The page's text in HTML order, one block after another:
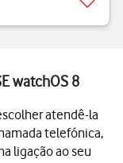
watchOS 8
atendê-la
telefónica,
ligação ao seu